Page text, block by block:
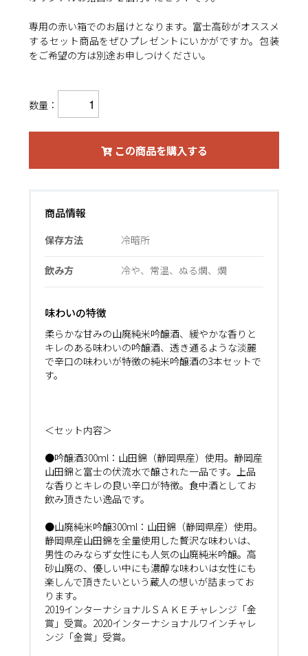
専用の赤い箱でのお届けとなります。富士高砂がオススメ
するセット商品をぜひプレゼントにいかがですか。包装
をご希望の方は別途お申しつけください。
数量：
この商品を購入する
商品情報
保存方法 冷暗所
飲み方 冷や、常温、ぬる燗、燗
味わいの特徴
柔らかな甘みの山廃純米吟醸酒、緩やかな香りと
キレのある味わいの吟醸酒、透き通るような淡麗
で辛口の味わいが特徴の純米吟醸酒の3本セットで
す。
＜セット内容＞
●吟醸酒300ml：山田錦（静岡県産）使用。静岡産
山田錦と富士の伏流水で醸された一品です。上品
な香りとキレの良い辛口が特徴。食中酒としてお
飲み頂きたい逸品です。
●山廃純米吟醸300ml：山田錦（静岡県産）使用。
静岡県産山田錦を全量使用した贅沢な味わいは、
男性のみならず女性にも人気の山廃純米吟醸。高
砂山廃の、優しい中にも濃醇な味わいは女性にも
楽しんで頂きたいという蔵人の想いが詰まってお
ります。
2019インターナショナルＳＡＫＥチャレンジ「金
賞」受賞。2020インターナショナルワインチャレ
ンジ「金賞」受賞。